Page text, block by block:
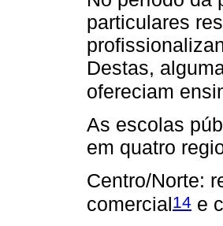
particulares
Destas,
ofereciam
As escolas
em quatro
Centro/Norte:
comercial 14 e